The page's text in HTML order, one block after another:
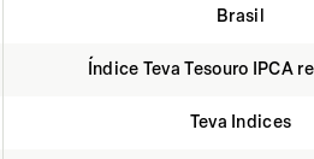
Brasil
Índice Teva Tesouro IPCA
Teva Indices